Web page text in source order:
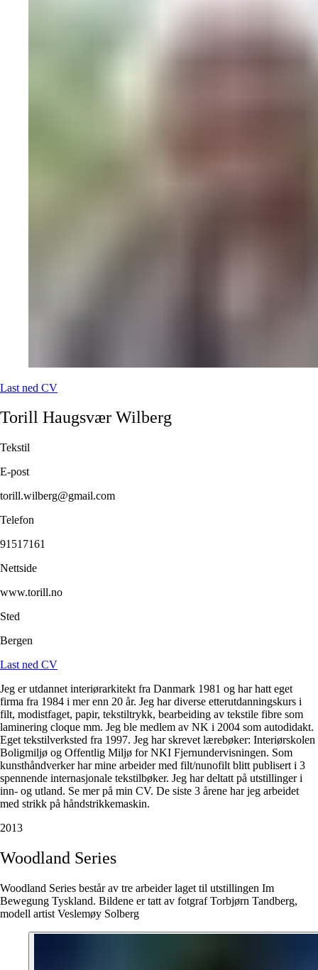
Last ned CV
Torill Haugsvær Wilberg
Tekstil
E-post
torill.wilberg@gmail.com
Telefon
91517161
Nettside
www.torill.no
Sted
Bergen
Last ned CV
Jeg er utdannet interiørarkitekt fra Danmark 1981 og har hatt eget
firma fra 1984 i mer enn 20 år. Jeg har diverse etterutdanningskurs i
filt, modistfaget, papir, tekstiltrykk, bearbeiding av tekstile fibre som
laminering cloque mm. Jeg ble medlem av NK i 2004 som autodidakt.
Eget tekstilverksted fra 1997. Jeg har skrevet lærebøker: Interiørskolen
Boligmiljø og Offentlig Miljø for NKI Fjernundervisningen. Som
kunsthåndverker har mine arbeider med filt/nunofilt blitt publisert i 3
spennende internasjonale tekstilbøker. Jeg har deltatt på utstillinger i
inn- og utland. Se mer på min CV. De siste 3 årene har jeg arbeidet
med strikk på håndstrikkemaskin.
2013
Woodland Series
Woodland Series består av tre arbeider laget til utstillingen Im
Bewegung Tyskland. Bildene er tatt av fotgraf Torbjørn Tandberg,
modell artist Veslemøy Solberg